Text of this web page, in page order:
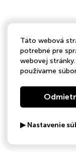
Táto webová
potrebné pre
webovej
používame
▶ Nastavenie